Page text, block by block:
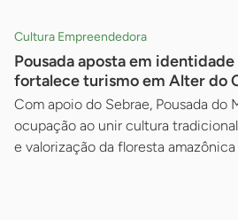
Cultura Empreendedora
Pousada aposta em
fortalece turismo em Alter do
Com apoio do Sebrae, Pousada do
ocupação ao unir cultura
e valorização da floresta amazônica